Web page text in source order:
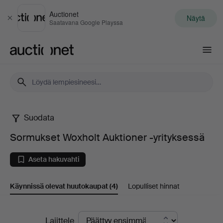
Sulje
Auctionet
Saatavana Google Playssa Näytä
Sormukset
Woxholt
Auktioner
Suodata
Sormukset Woxholt Auktioner -yrityksessä
Aseta hakuvahti
Käynnissä olevat huutokaupat(4) Lopulliset hinnat
KäynnissäLajittele